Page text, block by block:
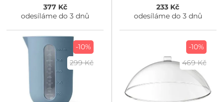
377 Kč
odesíláme do 3 dnů
233 Kč
odesíláme do 3 dnů
-10%
299 Kč
-10%
469 Kč